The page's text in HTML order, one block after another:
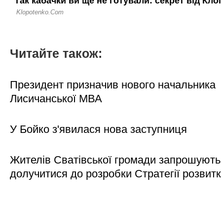
Читайте також:
Президент призначив нового начальника
Лисичанської МВА
У Бойко з'явилася нова заступниця
Жителів Сватівської громади запрошують
долучитися до розробки Стратегії